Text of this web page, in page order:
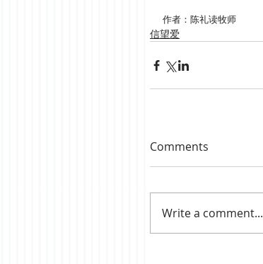
作者：陈礼读牧师
信望爱
Comments
Write a comment...